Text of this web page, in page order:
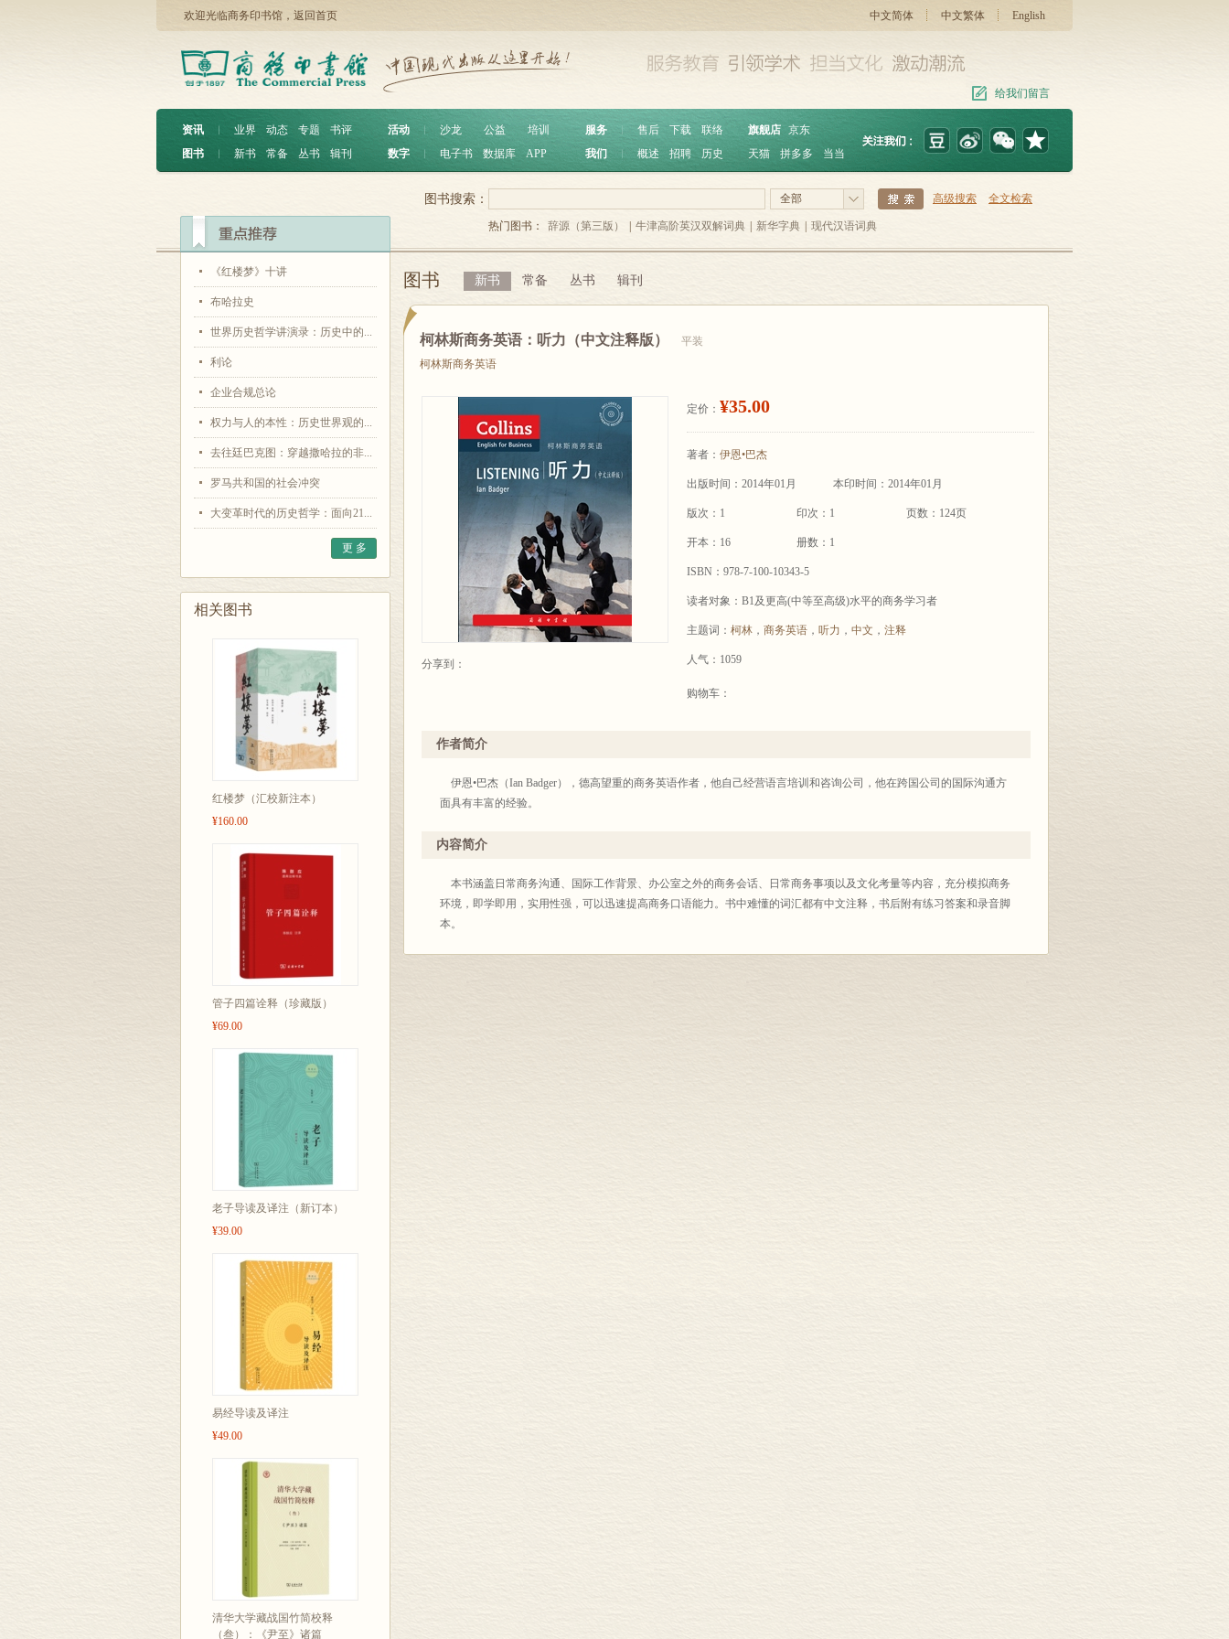
欢迎光临商务印书馆， 返回首页 中文简体 中文繁体 English
给我们留言
资讯 ︱ 业界 动态 专题
书评
图书
︱ 新书 常备 丛书 辑刊
活动 沙龙 公益
培训
数字
电子书 数据库 APP
服务 ︱ 售后 下载
联络
我们
概述 招聘 历史
旗舰店 京东
天猫
拼多多 当当
《红楼梦》十讲
布哈拉史
世界历史哲学讲演录：历史中的...
利论
企业合规总论
权力与人的本性：历史世界观的...
去往廷巴克图：穿越撒哈拉的非...
罗马共和国的社会冲突
大变革时代的历史哲学：面向21...
更 多
相关图书
红楼梦（汇校新注本）
¥160.00
管子四篇诠释（珍藏版）
¥69.00
老子导读及译注（新订本）
¥39.00
易经导读及译注
¥49.00
清华大学藏战国竹简校释
（叁）：《尹至》诸篇
全部 高级搜索 全文检索
图书搜索：
热门图书： 辞源（第三版） 牛津高阶英汉双解词典 新华字典 现代汉语词典
图书 新书 常备 丛书 辑刊
柯林斯商务英语：听力（中文注释版）
平装
柯林斯商务英语
分享到：
定价： ¥35.00
著者： 伊恩•巴杰
出版时间：2014年01月 本印时间：2014年01月
版次：1 印次：1 页数：124页
开本：16 册数：1
ISBN：978-7-100-10343-5
读者对象：B1及更高(中等至高级)水平的商务学习者
主题词： 柯林 ， 商务英语 ， 听力 ， 中文 ， 注释
人气：1059
购物车：
作者简介
伊恩•巴杰（Ian Badger），德高望重的商务英语作者，他自己经营语言培训和咨询公司，他在跨国公司的国际沟通方
面具有丰富的经验。
内容简介
本书涵盖日常商务沟通、国际工作背景、办公室之外的商务会话、日常商务事项以及文化考量等内容，充分模拟商务
环境，即学即用，实用性强，可以迅速提高商务口语能力。书中难懂的词汇都有中文注释，书后附有练习答案和录音脚
本。